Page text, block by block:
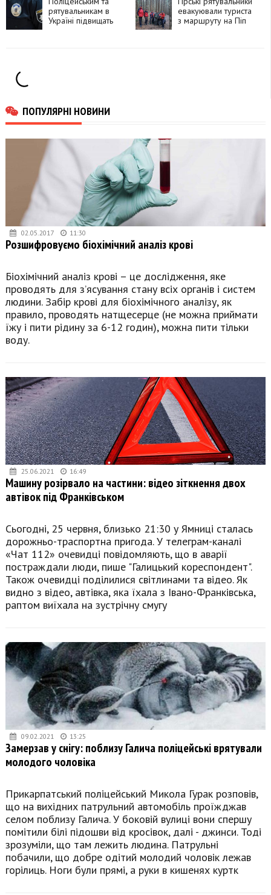
рятувальникам в
Україні підвищать
евакуювали туриста
з маршруту на Піп
ПОПУЛЯРНІ НОВИНИ
02.05.2017 11:30
Розшифровуємо біохімічний аналіз крові
Біохімічний аналіз крові – це дослідження, яке
проводять для з’ясування стану всіх органів і систем
людини. Забір крові для біохімічного аналізу, як
правило, проводять натщесерце (не можна приймати
їжу і пити рідину за 6-12 годин), можна пити тільки
воду.
25.06.2021 16:49
Машину розірвало на частини: відео зіткнення двох
автівок під Франківськом
Сьогодні, 25 червня, близько 21:30 у Ямниці сталась
дорожньо-траспортна пригода. У телеграм-каналі
«Чат 112» очевидці повідомляють, що в аварії
постраждали люди, пише "Галицький кореспондент".
Також очевидці поділилися світлинами та відео. Як
видно з відео, автівка, яка їхала з Івано-Франківська,
раптом виїхала на зустрічну смугу
09.02.2021 13:25
Замерзав у снігу: поблизу Галича поліцейські врятували
молодого чоловіка
Прикарпатський поліцейський Микола Гурак розповів,
що на вихідних патрульний автомобіль проїжджав
селом поблизу Галича. У боковій вулиці вони спершу
помітили білі підошви від кросівок, далі - джинси. Тоді
зрозуміли, що там лежить людина. Патрульні
побачили, що добре одітий молодий чоловік лежав
горілиць. Ноги були прямі, а руки в кишенях куртк